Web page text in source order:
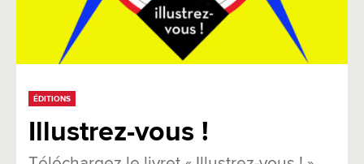
ÉDITIONS
Illustrez-vous !